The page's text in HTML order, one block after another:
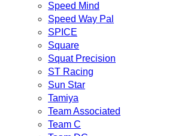
Speed Mind
Speed Way Pal
SPICE
Square
Squat Precision
ST Racing
Sun Star
Tamiya
Team Associated
Team C